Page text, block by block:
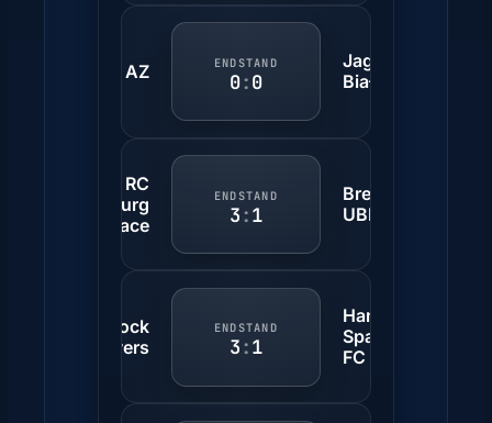
AZ ENDSTAND
0:0
Jagiellonia
Białystok
RC
Strasbourg
Alsace
ENDSTAND
3:1
Breidablik
UBK
Shamrock
Rovers
ENDSTAND
3:1
Hamrun
Spartans
FC